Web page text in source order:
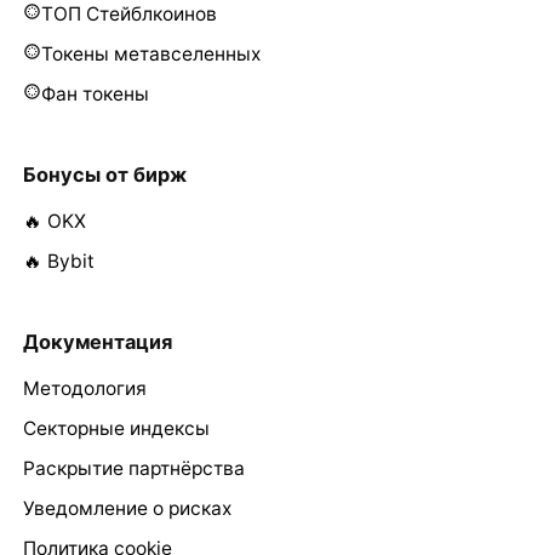
ТОП Стейблкоинов
Токены метавселенных
Фан токены
Бонусы от бирж
🔥 OKX
🔥 Bybit
Документация
Методология
Секторные индексы
Раскрытие партнёрства
Уведомление о рисках
Политика cookie